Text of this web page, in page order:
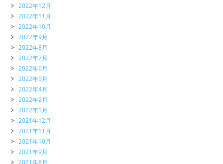
2022年12月
2022年11月
2022年10月
2022年9月
2022年8月
2022年7月
2022年6月
2022年5月
2022年4月
2022年2月
2022年1月
2021年12月
2021年11月
2021年10月
2021年9月
2021年8月